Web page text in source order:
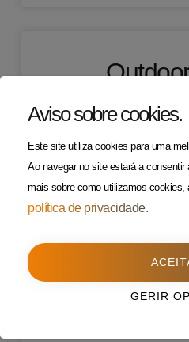
VER +
Outdoor
VER
Aviso sobre cookies.
Este site utiliza cookies para uma
Ao navegar no site estará a consentir
mais sobre como utilizamos cookies,
política de privacidade.
GERIR